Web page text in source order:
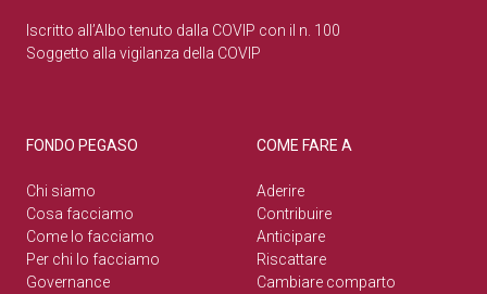
Iscritto all’Albo tenuto dalla COVIP con il n. 100
Soggetto alla vigilanza della COVIP
FONDO PEGASO
Chi siamo
Cosa facciamo
Come lo facciamo
Per chi lo facciamo
Governance
COME FARE A
Aderire
Contribuire
Anticipare
Riscattare
Cambiare comparto